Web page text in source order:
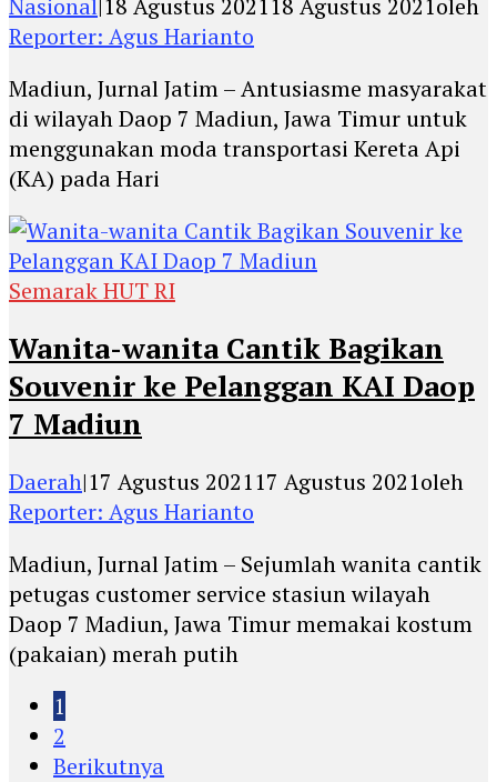
Reporter: Agus Harianto
Madiun, Jurnal Jatim – Antusiasme masyarakat
di wilayah Daop 7 Madiun, Jawa Timur untuk
menggunakan moda transportasi Kereta Api
(KA) pada Hari
Semarak HUT RI
Wanita-wanita Cantik Bagikan
Souvenir ke Pelanggan KAI Daop
7 Madiun
Daerah|17 Agustus 202117 Agustus 2021oleh
Reporter: Agus Harianto
Madiun, Jurnal Jatim – Sejumlah wanita cantik
petugas customer service stasiun wilayah
Daop 7 Madiun, Jawa Timur memakai kostum
(pakaian) merah putih
1
2
Berikutnya